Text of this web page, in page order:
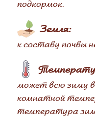
подкормок.
Земля:
к составу почвы
может всю зиму
комнатной
температура